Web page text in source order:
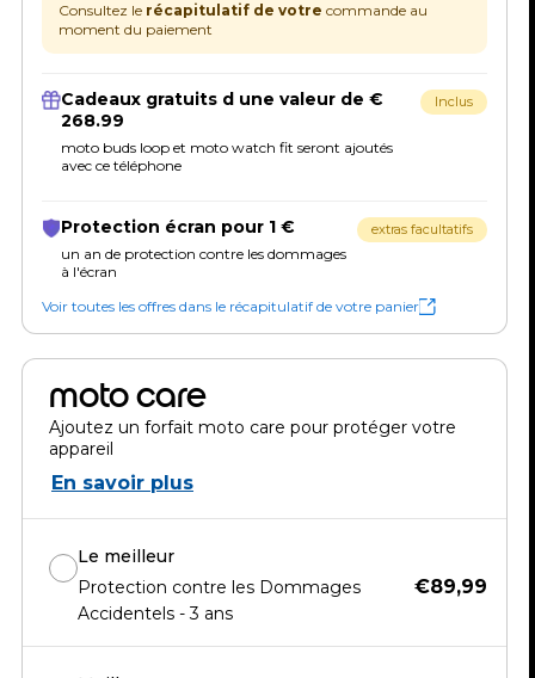
Consultez le récapitulatif de votre commande au
moment du paiement
Cadeaux gratuits d une valeur de €
268.99
moto buds loop et moto watch fit seront ajoutés
avec ce téléphone
Inclus
Protection écran pour 1 €
un an de protection contre les dommages
à l'écran
extras facultatifs
Voir toutes les offres dans le récapitulatif de votre panier
moto care
Ajoutez un forfait moto care pour protéger votre
appareil
En savoir plus
Le meilleur
Protection contre les Dommages
Accidentels - 3 ans
€89,99